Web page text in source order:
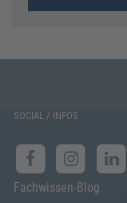
SOCIAL / INFOS
Fachwissen-Blog